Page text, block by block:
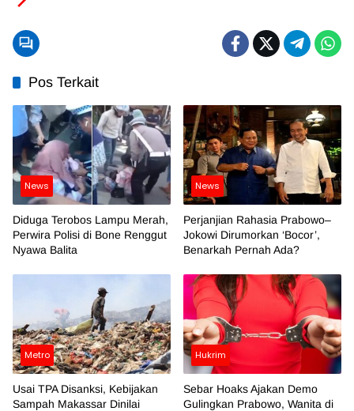
Pos Terkait
News
Diduga Terobos Lampu Merah,
Perwira Polisi di Bone Renggut
Nyawa Balita
News
Perjanjian Rahasia Prabowo–
Jokowi Dirumorkan ‘Bocor’,
Benarkah Pernah Ada?
Metro
Usai TPA Disanksi, Kebijakan
Sampah Makassar Dinilai
Hukrim
Sebar Hoaks Ajakan Demo
Gulingkan Prabowo, Wanita di